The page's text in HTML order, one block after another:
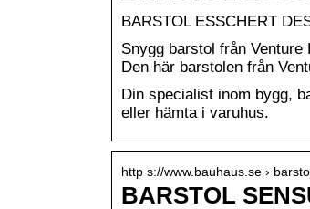
BARSTOL ESSCHERT
Snygg barstol från
Den här barstolen från
Din specialist inom bygg,
eller hämta i varuhus.
http s://www.bauhaus.se ›
BARSTOL